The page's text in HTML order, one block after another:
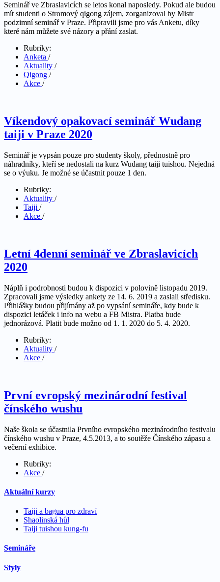
Seminář ve Zbraslavicích se letos konal naposledy. Pokud ale budou
mít studenti o Stromový qigong zájem, zorganizoval by Mistr
podzimní seminář v Praze. Připravili jsme pro vás Anketu, díky
které nám můžete své názory a přání zaslat.
Rubriky:
Anketa /
Aktuality /
Qigong /
Akce /
Víkendový opakovací seminář Wudang
taiji v Praze 2020
Seminář je vypsán pouze pro studenty školy, přednostně pro
náhradníky, kteří se nedostali na kurz Wudang taiji tuishou. Nejedná
se o výuku. Je možné se účastnit pouze 1 den.
Rubriky:
Aktuality /
Taiji /
Akce /
Letní 4denní seminář ve Zbraslavicích
2020
Náplň i podrobnosti budou k dispozici v polovině listopadu 2019.
Zpracovali jsme výsledky ankety ze 14. 6. 2019 a zaslali středisku.
Přihlášky budou přijímány až po vypsání semináře, kdy bude k
dispozici letáček i info na webu a FB Mistra. Platba bude
jednorázová. Platit bude možno od 1. 1. 2020 do 5. 4. 2020.
Rubriky:
Aktuality /
Akce /
První evropský mezinárodní festival
čínského wushu
Naše škola se účastnila Prvního evropského mezinárodního festivalu
čínského wushu v Praze, 4.5.2013, a to soutěže Čínského zápasu a
večerní exhibice.
Rubriky:
Akce /
Aktuální kurzy
Taiji a bagua pro zdraví
Shaolinská hůl
Taiji tuishou kung-fu
Semináře
Styly